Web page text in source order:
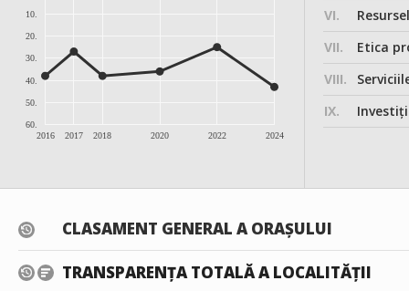
2016 2017 2018 2020 2022 2024
10.
20.
30.
40.
50.
60.
VI.
VII.
Etica
VIII.
IX.
Investițiile,
CLASAMENT GENERAL A ORAȘULUI
TRANSPARENȚA TOTALĂ A LOCALITĂȚII